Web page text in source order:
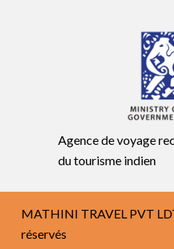
Agence de voyage
du tourisme indien
MATHINI TRAVEL PVT
réservés